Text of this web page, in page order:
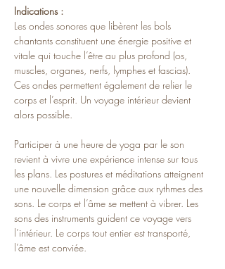
Indications :
Les ondes sonores que libèrent les bols
chantants constituent une énergie positive et
vitale qui touche l’être au plus profond (os,
muscles, organes, nerfs, lymphes et fascias).
Ces ondes permettent également de relier le
corps et l’esprit. Un voyage intérieur devient
alors possible.
Participer à une heure de yoga par le son
revient à vivre une expérience intense sur tous
les plans. Les postures et méditations atteignent
une nouvelle dimension grâce aux rythmes des
sons. Le corps et l’âme se mettent à vibrer. Les
sons des instruments guident ce voyage vers
l’intérieur. Le corps tout entier est transporté,
l’âme est conviée.